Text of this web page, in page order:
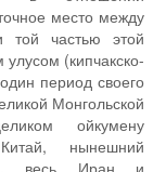
место между
частью этой
(кипчакско-
период своего
Монгольской
ойкумену
нынешний
весь Иран и